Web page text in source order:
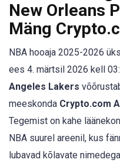
New Orleans
Mäng
NBA hooaja 2025-2026
ees 4. märtsil 2026 kell
Angeles Lakers
meeskonda Crypto.com
Tegemist on kahe
NBA suurel areenil, kus
lubavad kõlavate